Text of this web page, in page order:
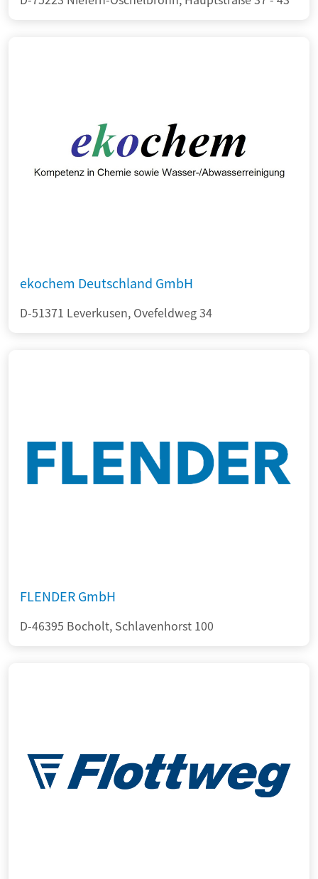
ekochem Deutschland GmbH
D-51371 Leverkusen, Ovefeldweg 34
FLENDER GmbH
D-46395 Bocholt, Schlavenhorst 100